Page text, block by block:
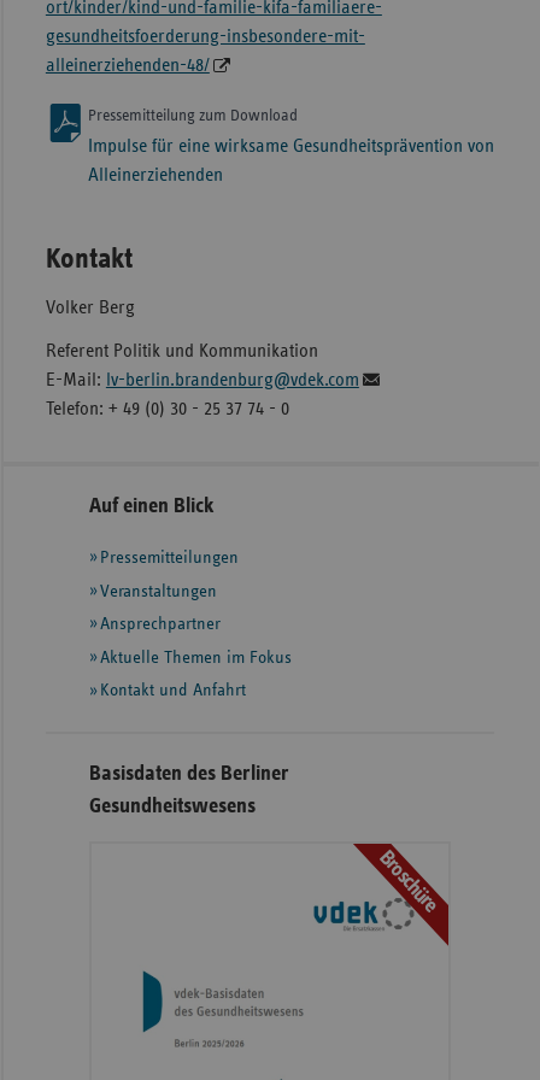
ort/kinder/kind-und-familie-kifa-familiaere-
gesundheitsfoerderung-insbesondere-mit-
alleinerziehenden-48/
Pressemitteilung zum Download
Impulse für eine wirksame Gesundheitsprävention von
Alleinerziehenden
Kontakt
Volker Berg
Referent Politik und Kommunikation
E-Mail: lv-berlin.brandenburg@vdek.com
Telefon: + 49 (0) 30 - 25 37 74 - 0
Seitennavigation
Seitenleiste
weiteren
Informationen
Auf einen Blick
Pressemitteilungen
Veranstaltungen
Ansprechpartner
Aktuelle Themen im Fokus
Kontakt und Anfahrt
Basisdaten des Berliner
Gesundheitswesens
Broschüre